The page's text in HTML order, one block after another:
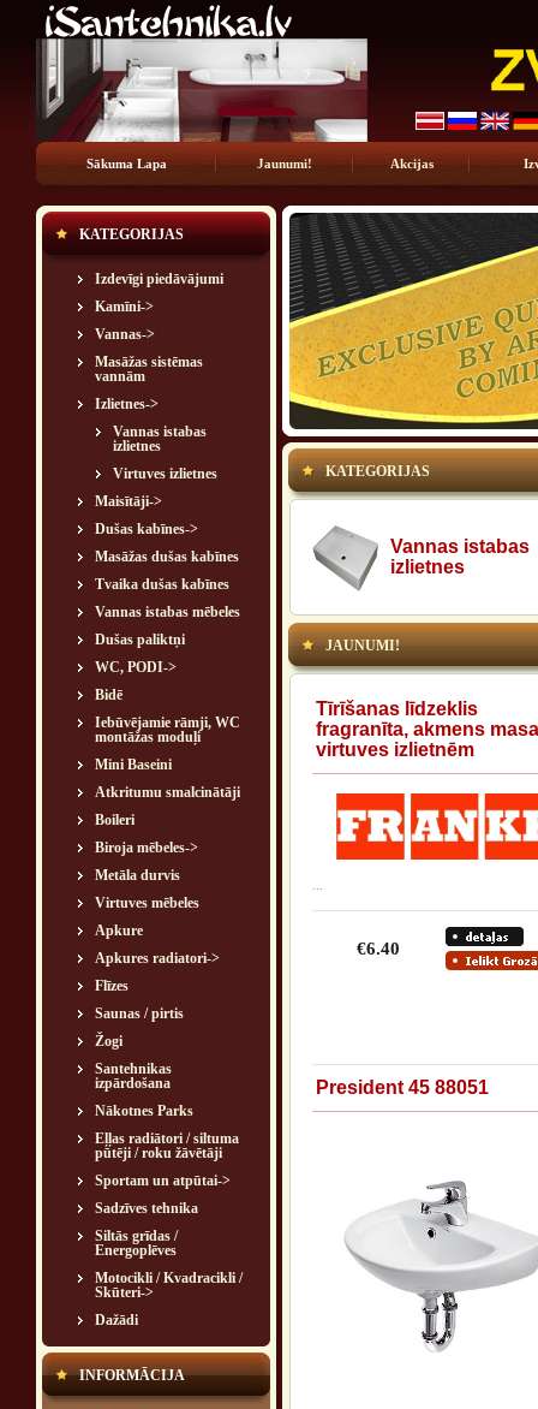
Sākuma Lapa Jaunumi! Akcijas
KATEGORIJAS
Izdevīgi piedāvājumi
Kamīni->
Vannas->
Masāžas sistēmas
vannām
Izlietnes->
Vannas istabas
izlietnes
Virtuves izlietnes
Maisītāji->
Dušas kabīnes->
Masāžas dušas kabīnes
Tvaika dušas kabīnes
Vannas istabas mēbeles
Dušas paliktņi
WC, PODI->
Bidē
Iebūvējamie rāmji, WC
montāžas moduļi
Mini Baseini
Atkritumu smalcinātāji
Boileri
Biroja mēbeles->
Metāla durvis
Virtuves mēbeles
Apkure
Apkures radiatori->
Flīzes
Saunas / pirtis
Žogi
Santehnikas
izpārdošana
Nākotnes Parks
Eļļas radiātori / siltuma
pūtēji / roku žāvētāji
Sportam un atpūtai->
Sadzīves tehnika
Siltās grīdas /
Energoplēves
Motocikli / Kvadracikli /
Skūteri->
Dažādi
INFORMĀCIJA
KATEGORIJAS
Vannas istabas
izlietnes
JAUNUMI!
Tīrīšanas līdzeklis
fragranīta, akmens
virtuves izlietnēm
€6.40
President 45 88051